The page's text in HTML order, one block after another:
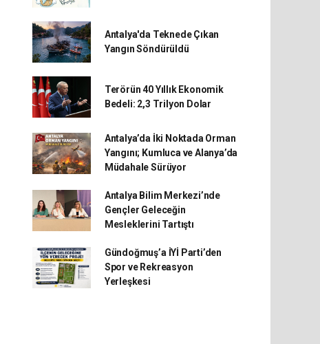
Antalya'da Teknede Çıkan
Yangın Söndürüldü
Terörün 40 Yıllık Ekonomik
Bedeli: 2,3 Trilyon Dolar
Antalya’da İki Noktada Orman
Yangını; Kumluca ve Alanya’da
Müdahale Sürüyor
Antalya Bilim Merkezi’nde
Gençler Geleceğin
Mesleklerini Tartıştı
Gündoğmuş’a İYİ Parti’den
Spor ve Rekreasyon
Yerleşkesi